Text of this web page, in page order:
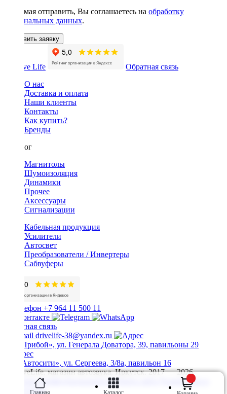
Главная Каталог
Нажимая отправить, Вы соглашаетесь на обработку
персональных данных.
Оставить заявку
Обратная связь
О нас
Доставка и оплата
Наши клиенты
Контакты
Как купить?
Бренды
Каталог
Магнитолы
Шумоизоляция
Динамики
Прочее
Аксессуары
Сигнализации
Кабельная продукция
Усилители
Автосвет
Преобразователи / Инвертеры
Сабвуферы
+7 964 11 500 11
Обратная связь
drivelife-38@yandex.ru
ТЦ «Прибой», ул. Генерала Доватора, 39, павильоны 29
ТЦ «Автосити», ул. Сергеева, 3/8а, павильон 16
© DriveLife, магазин автозвука, Иркутск. 2017 — 2026
Политика конфиденциальности Карта сайта
Разработано в
Prime Group